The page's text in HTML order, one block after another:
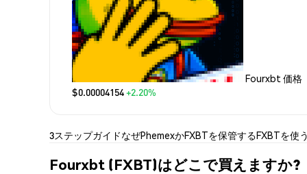
Fourxbt 価格
$0.00004154+2.20%
3ステップガイドなぜPhemexかFXBTを保管するFXBTを使う
Fourxbt (FXBT)はどこで買えますか?